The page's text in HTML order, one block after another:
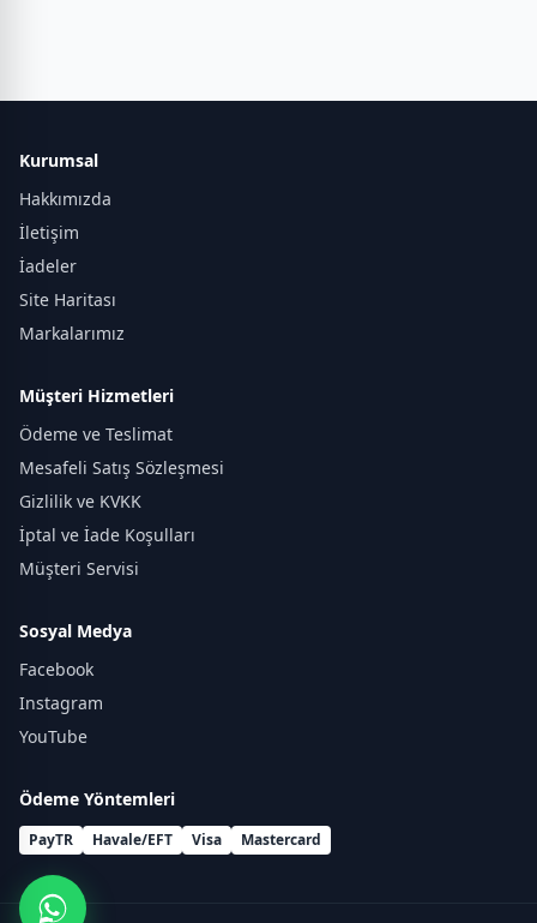
Kurumsal
Hakkımızda
İletişim
İadeler
Site Haritası
Markalarımız
Müşteri Hizmetleri
Ödeme ve Teslimat
Mesafeli Satış Sözleşmesi
Gizlilik ve KVKK
İptal ve İade Koşulları
Müşteri Servisi
Sosyal Medya
Facebook
Instagram
YouTube
Ödeme Yöntemleri
PayTR Havale/EFT Visa Mastercard